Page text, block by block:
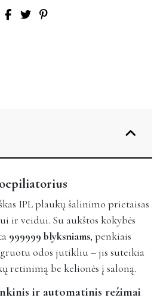
IPL plaukų šalinimo prietaisas
ir veidui. Su aukštos kokybės
999999 blyksniams, penkiais
odos jutikliu – jis suteikia
retinimą be kelionės į saloną.
ir automatinis režimai